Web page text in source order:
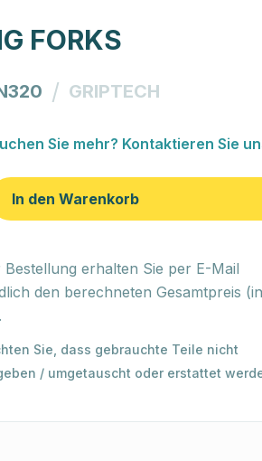
FORKS
/ GRIPTECH
Sie mehr? Kontaktieren Sie
In den Warenkorb
Bestellung erhalten Sie per E-Mail
den berechneten Gesamtpreis
Sie, dass gebrauchte Teile nicht
/ umgetauscht oder erstattet